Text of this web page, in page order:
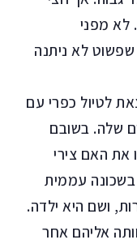
לא מפני
לא ניתנה
לטיול כפרי עם
שלה. בשובם
האם צירי
בשכונה עממית
ושם היא ילדה.
אליהם אחר